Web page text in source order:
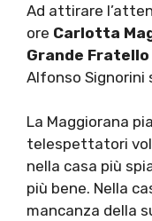
Ad attirare
ore Carlotta
Grande Fratello
Alfonso Signorini
La Maggiorana
telespettatori
nella casa più
più bene. Nella
mancanza della